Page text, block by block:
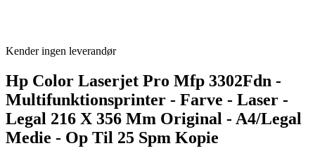
Kender ingen leverandør
Hp Color Laserjet Pro Mfp 3302Fdn -
Multifunktionsprinter - Farve - Laser -
Legal 216 X 356 Mm Original - A4/Legal
Medie - Op Til 25 Spm Kopie